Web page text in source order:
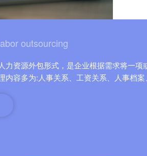
outsourcing
力资源外包形式，是企业根据需求将一
内容多为:人事关系、工资关系、人事档